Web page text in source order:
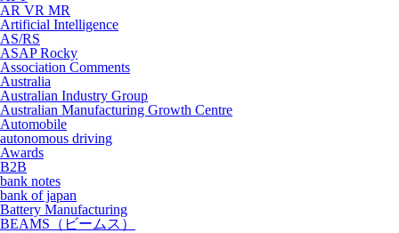
AR VR MR
Artificial Intelligence
AS/RS
ASAP Rocky
Association Comments
Australia
Australian Industry Group
Australian Manufacturing Growth Centre
Automobile
autonomous driving
Awards
B2B
bank notes
bank of japan
Battery Manufacturing
BEAMS（ビームス）